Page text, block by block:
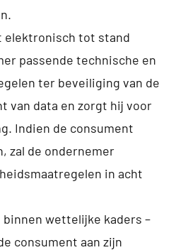
elektronisch tot stand
passende technische en
ter beveiliging van de
van data en zorgt hij voor
Indien de consument
zal de ondernemer
in acht
binnen wettelijke kaders –
consument aan zijn